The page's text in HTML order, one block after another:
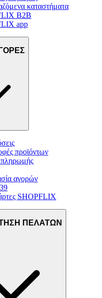
καταστήματα
B2B
app
προϊόντων
αγορών
SHOPFLIX
ΠΕΛΑΤΩΝ